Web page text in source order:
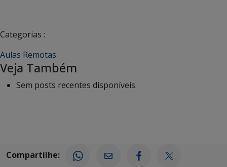
Categorias :
Aulas Remotas
Veja Também
Sem posts recentes disponíveis.
Compartilhe: